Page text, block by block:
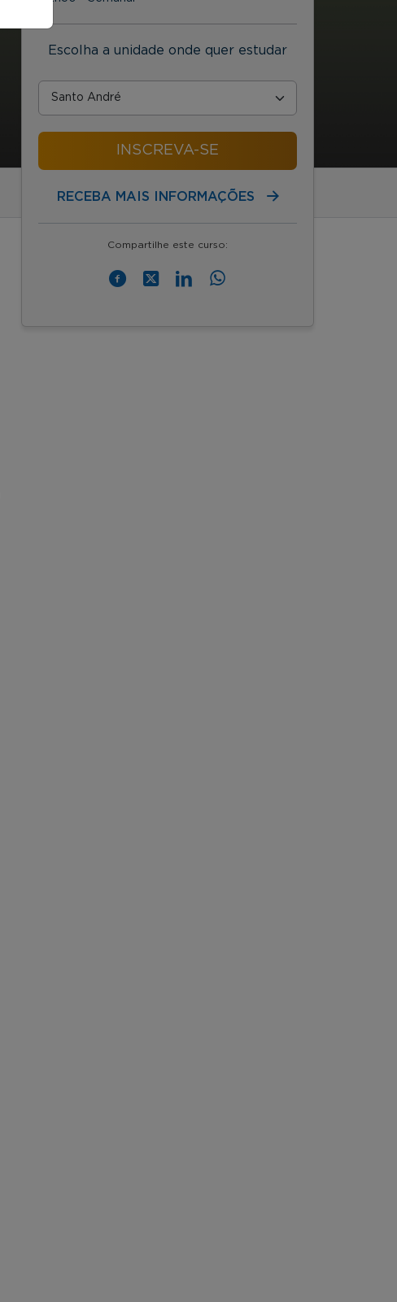
Escolha a unidade onde quer estudar
INSCREVA-SE
RECEBA MAIS INFORMAÇÕES
Compartilhe este curso: